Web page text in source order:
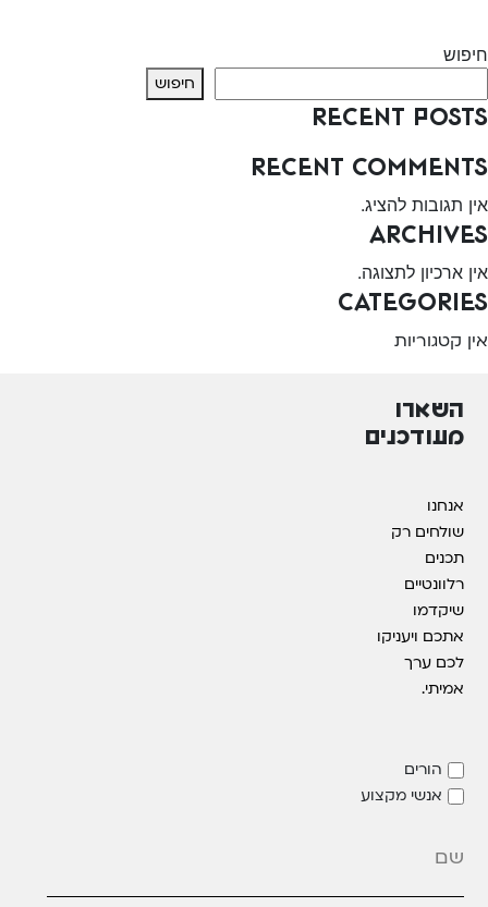
חיפוש
חיפוש
Recent Posts
Recent Comments
אין תגובות להציג.
Archives
אין ארכיון לתצוגה.
Categories
אין קטגוריות
השארו
מעודכנים
אנחנו
שולחים רק
תכנים
רלוונטיים
שיקדמו
אתכם ויעניקו
לכם ערך
אמיתי.
הורים
אנשי מקצוע